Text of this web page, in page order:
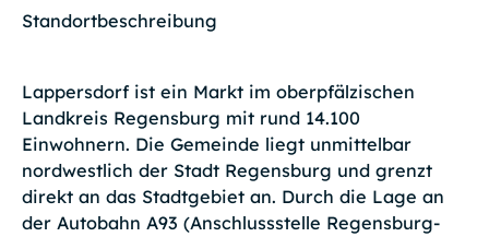
Standortbeschreibung
Lappersdorf ist ein Markt im oberpfälzischen
Landkreis Regensburg mit rund 14.100
Einwohnern. Die Gemeinde liegt unmittelbar
nordwestlich der Stadt Regensburg und grenzt
direkt an das Stadtgebiet an. Durch die Lage an
der Autobahn A93 (Anschlussstelle Regensburg-